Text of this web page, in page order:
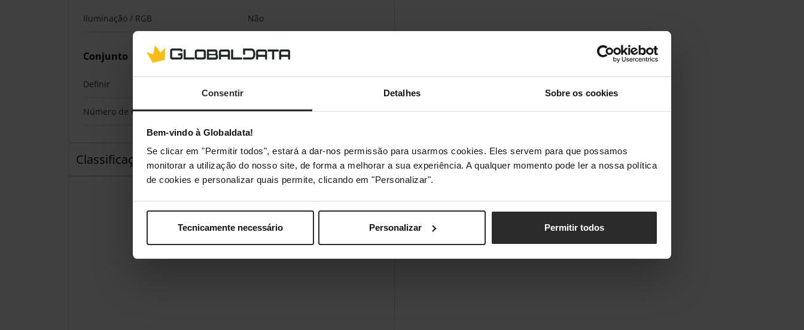
Consentir Detalhes Sobre os cookies
Bem-vindo à Globaldata!
Se clicar em "Permitir todos", estará a dar-nos permissão para usarmos cookies. Eles servem para que possamos
monitorar a utilização do nosso site, de forma a melhorar a sua experiência. A qualquer momento pode ler a nossa política
de cookies e personalizar quais permite, clicando em "Personalizar".
Tecnicamente necessário Personalizar Permitir todos
Iluminação / RGB Não
Conjunto
Definir
Número de Produtos no Conjunto 10
Classificações